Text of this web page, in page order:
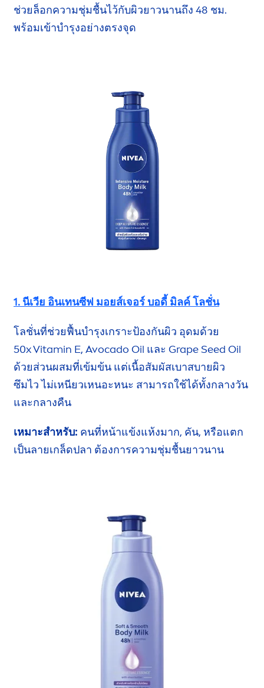
ช่วยล็อกความชุ่มชื้นไว้กับผิวยาวนานถึง 48 ชม.
พร้อมเข้าบำรุงอย่างตรงจุด
1. นีเวีย อินเทนซีฟ มอยส์เจอร์ บอดี้ มิลค์ โลชั่น
โลชั่นที่ช่วยฟื้นบำรุงเกราะป้องกันผิว อุดมด้วย
50xVitamin E, Avocado Oil และ Grape Seed Oil
ด้วยส่วนผสมที่เข้มข้น แต่เนื้อสัมผัสเบาสบายผิว
ซึมไวไม่เหนียวเหนอะหนะ สามารถใช้ได้ทั้งกลางวัน
และกลางคืน
เหมาะสำหรับ: คนที่หน้าแข้งแห้งมาก, คัน, หรือแตก
เป็นลายเกล็ดปลา ต้องการความชุ่มชื้นยาวนาน